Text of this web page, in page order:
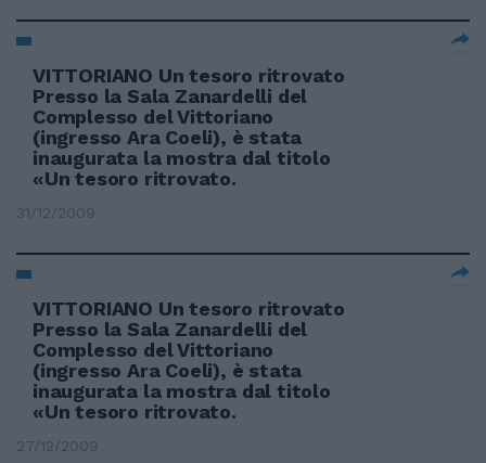
VITTORIANO Un tesoro ritrovato
Presso la Sala Zanardelli del
Complesso del Vittoriano
(ingresso Ara Coeli), è stata
inaugurata la mostra dal titolo
«Un tesoro ritrovato.
31/12/2009
VITTORIANO Un tesoro ritrovato
Presso la Sala Zanardelli del
Complesso del Vittoriano
(ingresso Ara Coeli), è stata
inaugurata la mostra dal titolo
«Un tesoro ritrovato.
27/12/2009